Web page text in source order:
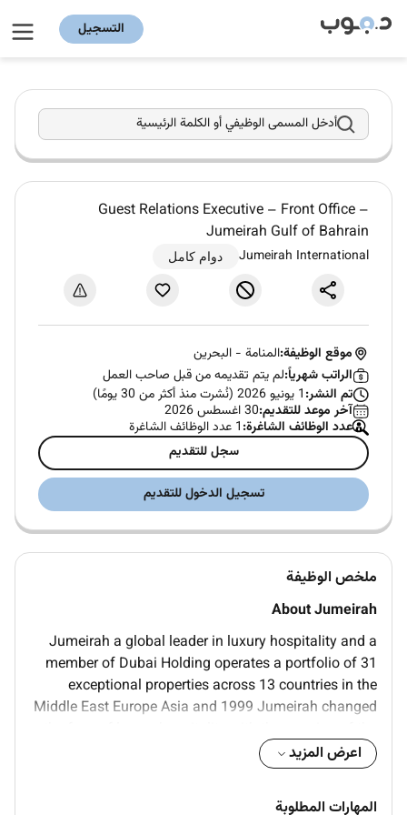
التسجيل
أدخل المسمى الوظيفي أو الكلمة الرئيسية
Guest Relations Executive – Front Office –
Jumeirah Gulf of Bahrain
Jumeirah International دوام كامل
موقع الوظيفة:المنامة - البحرين
الراتب شهرياً:لم يتم تقديمه من قبل صاحب العمل
تم النشر:1 يونيو 2026 (نُشرت منذ أكثر من 30 يومًا)
آخر موعد للتقديم:30 اغسطس 2026
عدد الوظائف الشاغرة:1 عدد الوظائف الشاغرة
سجل للتقديم
تسجيل الدخول للتقديم
ملخص الوظيفة
About Jumeirah
Jumeirah a global leader in luxury hospitality and a
member of Dubai Holding operates a portfolio of 31
exceptional properties across 13 countries in the
Middle East Europe Asia and 1999 Jumeirah changed
iconic Jumeirah Burj Al Arab and since then the brand
has become known for its distinguished beachfront
resorts esteemed city hotels and exclusive branded
اعرض المزيد
المهارات المطلوبة